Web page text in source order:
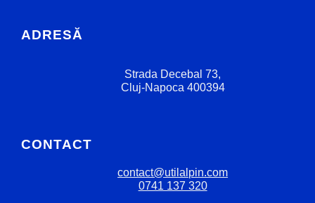
ADRESĂ
Strada Decebal 73,
Cluj-Napoca 400394
CONTACT
contact@utilalpin.com
0741 137 320